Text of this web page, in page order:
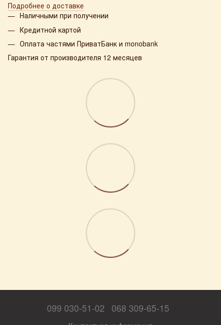
Подробнее о доставке
Наличными при получении
Кредитной картой
Оплата частями ПриватБанк и monobank
Гарантия от производителя 12 месяцев
099 030-51-02 068 309-65-15